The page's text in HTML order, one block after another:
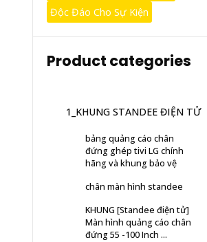
Độc Đáo Cho Sự Kiện
Product categories
1_KHUNG STANDEE ĐIỆN TỬ
bảng quảng cáo chân
đứng ghép tivi LG chính
hãng và khung bảo vệ
chân màn hình standee
KHUNG [Standee điện tử]
Màn hình quảng cáo chân
đứng 55 -100 Inch ...